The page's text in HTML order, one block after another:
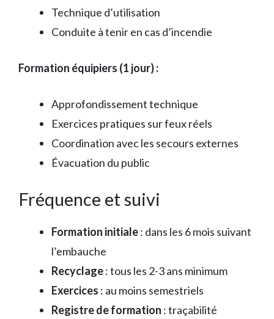
Technique d’utilisation
Conduite à tenir en cas d’incendie
Formation équipiers (1 jour) :
Approfondissement technique
Exercices pratiques sur feux réels
Coordination avec les secours externes
Évacuation du public
Fréquence et suivi
Formation initiale: dans les 6 mois suivant
l’embauche
Recyclage: tous les 2-3 ans minimum
Exercices : au moins semestriels
Registre de formation : traçabilité